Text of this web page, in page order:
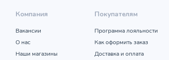
Компания
Вакансии
О нас
Наши магазины
Покупателям
Программа лояльности
Как оформить заказ
Доставка и оплата